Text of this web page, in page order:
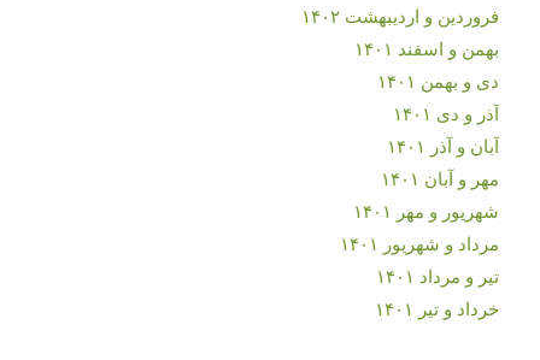
فروردین و اردیبهشت ۱۴۰۲
بهمن و اسفند ۱۴۰۱
دی و بهمن ۱۴۰۱
آذر و دی ۱۴۰۱
آبان و آذر ۱۴۰۱
مهر و آبان ۱۴۰۱
شهریور و مهر ۱۴۰۱
مرداد و شهریور ۱۴۰۱
تیر و مرداد ۱۴۰۱
خرداد و تیر ۱۴۰۱